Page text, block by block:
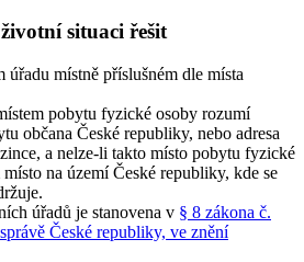
situaci řešit
místně příslušném dle místa
pobytu fyzické osoby rozumí
občana České republiky, nebo adresa
a nelze-li takto místo pobytu fyzické
na území České republiky, kde se
úřadů je stanovena v § 8 zákona č.
České republiky, ve znění